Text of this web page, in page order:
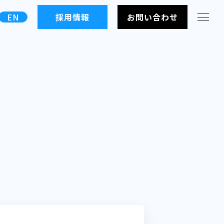
EN 採用情報 お問い合わせ